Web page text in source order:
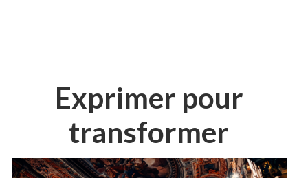
Exprimer pour
transformer